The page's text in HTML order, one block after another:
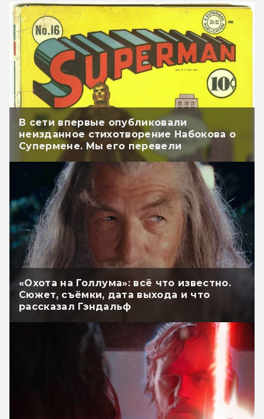
В сети впервые опубликовали
неизданное стихотворение Набокова о
Супермене. Мы его перевели
«Охота на Голлума»: всё что известно.
Сюжет, съёмки, дата выхода и что
рассказал Гэндальф